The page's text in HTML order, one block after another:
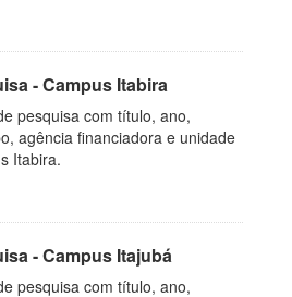
- Campus Itabira
pesquisa com título, ano,
agência financiadora e unidade
Itabira.
- Campus Itajubá
pesquisa com título, ano,